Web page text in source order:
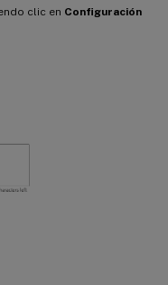
clic en Configuración